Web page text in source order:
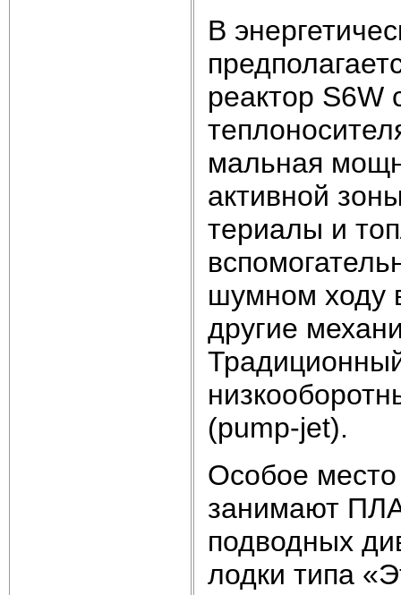
В
реактор S6W
мальная
активной
териалы и
шумном ходу
другие
(pump-jet).
Особое
занимают
подводных
лодки типа